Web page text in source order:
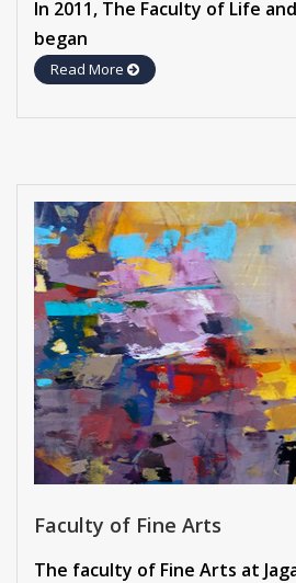
In 2011, The Faculty of Life
began
Read More
Faculty of Fine Arts
The faculty of Fine Arts at